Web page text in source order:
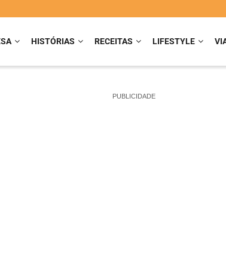
HISTÓRIAS RECEITAS LIFESTYLE
PUBLICIDADE